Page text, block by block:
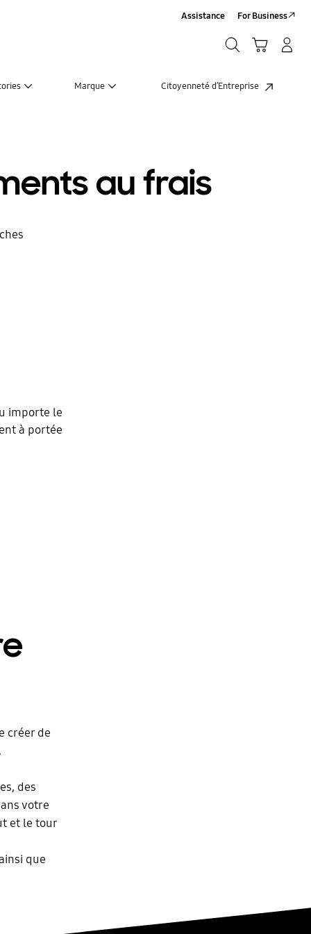
Assistance For Business
Marque Citoyenneté d’Entreprise
au frais
importe le
à portée
créer de
des
votre
et le tour
que